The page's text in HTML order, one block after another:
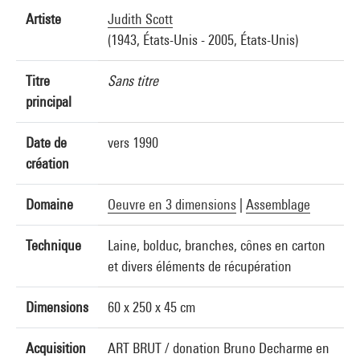
Artiste
Judith Scott
(1943, États-Unis - 2005, États-Unis)
Titre
principal
Sans titre
Date de
création
vers 1990
Domaine Oeuvre en 3 dimensions Assemblage
Technique
Laine, bolduc, branches, cônes en carton
et divers éléments de récupération
Dimensions 60 x 250 x 45 cm
Acquisition
ART BRUT / donation Bruno Decharme en